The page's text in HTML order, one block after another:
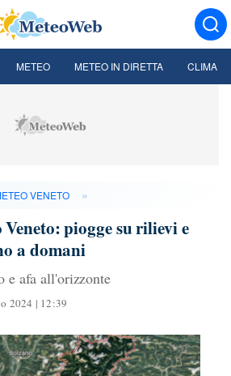
METEO METEO IN DIRETTA CLIMA
VENETO »
piogge su rilievi e
a domani
e afa all'orizzonte
2024 | 12:39